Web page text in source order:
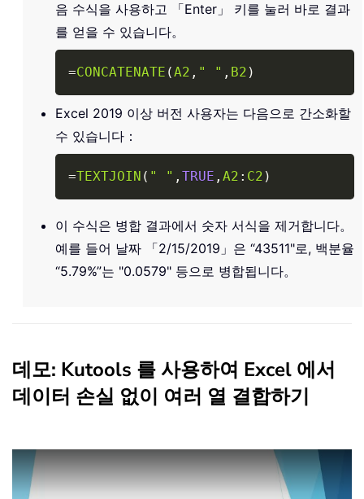
음 수식을 사용하고 「Enter」 키를 눌러 바로 결과
를 얻을 수 있습니다。
=CONCATENATE (A2 , " " , B2 )
Excel 2019 이상 버전 사용자는 다음으로 간소화할
수 있습니다：
=TEXTJOIN ( " " , TRUE , A2 : C2 )
이 수식은 병합 결과에서 숫자 서식을 제거합니다。
예를 들어 날짜 「2/15/2019」은 “43511"로, 백분율
“5.79%”는 "0.0579" 등으로 병합됩니다。
데모: Kutools 를 사용하여 Excel 에서
데이터 손실 없이 여러 열 결합하기